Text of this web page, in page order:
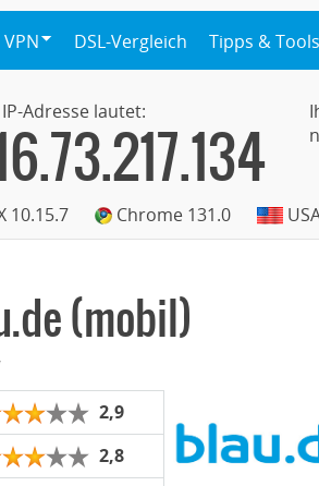
VPN DSL-Vergleich Tipps & Tools
Adresse lautet:
10.15.7 Chrome 131.0
(mobil)
2,9
2,8